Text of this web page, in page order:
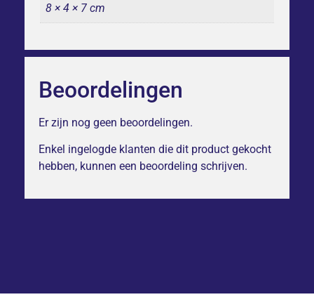
8 × 4 × 7 cm
Beoordelingen
Er zijn nog geen beoordelingen.
Enkel ingelogde klanten die dit product gekocht
hebben, kunnen een beoordeling schrijven.